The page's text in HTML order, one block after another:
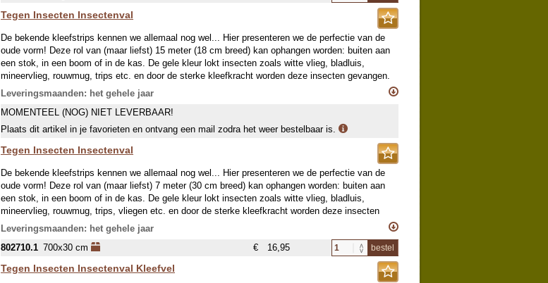
Mieren en bladluizen
Bladluizen veroorzaken groeivertraging, verdroogde en vervormde bladeren. Bladluizen scheiden
bladsuikers uit die door mieren worden weggenomen en via de stam van de plant naar hun nest
getransporteerd. Mieren houden bladluiskolonies in stand en beschermen ze tegen hun vijanden.
Door mieren tegen te houden kunnen lieveheersbeestjes en andere nuttige insecten
gemakkelijker bladluizen bestrijden.
Tegen Insecten Insectenval
De bekende kleefstrips kennen we allemaal nog wel... Hier presenteren we de perfectie van de
oude vorm! Deze rol van (maar liefst) 15 meter (18 cm breed) kan ophangen worden: buiten aan
een stok, in een boom of in de kas. De gele kleur lokt insecten zoals witte vlieg, bladluis,
mineervlieg, rouwmug, trips etc. en door de sterke kleefkracht worden deze insecten gevangen.
De lijm is gifvrij en is water- en UV bestendig. Als een afgerold deel vol zit, dan rol je gewoon
weer een vers deel uit en knip het volle vel eraf.
Leveringsmaanden: het gehele jaar
MOMENTEEL (NOG) NIET LEVERBAAR!
Plaats dit artikel in je favorieten en ontvang een mail zodra het weer bestelbaar is.
Tegen Insecten Insectenval
De bekende kleefstrips kennen we allemaal nog wel... Hier presenteren we de perfectie van de
oude vorm! Deze rol van (maar liefst) 7 meter (30 cm breed) kan ophangen worden: buiten aan
een stok, in een boom of in de kas. De gele kleur lokt insecten zoals witte vlieg, bladluis,
mineervlieg, rouwmug, trips, vliegen etc. en door de sterke kleefkracht worden deze insecten
gevangen. De lijm is gifvrij en is water- en UV bestendig. Als een afgerold deel vol zit, dan rol je
gewoon weer een vers deel uit en knip het volle vel eraf.
Leveringsmaanden: het gehele jaar
802710.1 700x30 cm € 16,95 bestel
Tegen Insecten Insectenval Kleefvel